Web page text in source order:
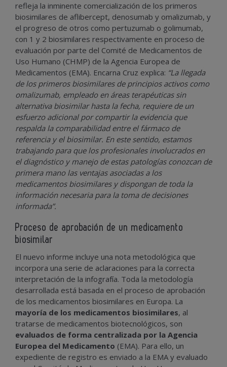
refleja la inminente comercialización de los primeros
biosimilares de aflibercept, denosumab y omalizumab, y
el progreso de otros como pertuzumab o golimumab,
con 1 y 2 biosimilares respectivamente en proceso de
evaluación por parte del Comité de Medicamentos de
Uso Humano (CHMP) de la Agencia Europea de
Medicamentos (EMA). Encarna Cruz explica: “La llegada
de los primeros biosimilares de principios activos como
omalizumab, empleado en áreas terapéuticas sin
alternativa biosimilar hasta la fecha, requiere de un
esfuerzo adicional por compartir la evidencia que
respalda la comparabilidad entre el fármaco de
referencia y el biosimilar. En este sentido, estamos
trabajando para que los profesionales involucrados en
el diagnóstico y manejo de estas patologías conozcan de
primera mano las ventajas asociadas a los
medicamentos biosimilares y dispongan de toda la
información necesaria para la toma de decisiones
informada”.
Proceso de aprobación de un medicamento
biosimilar
El nuevo informe incluye una nota metodológica que
incorpora una serie de aclaraciones para la correcta
interpretación de la infografía. Toda la metodología
desarrollada está basada en el proceso de aprobación
de los medicamentos biosimilares en Europa. La
mayoría de los medicamentos biosimilares, al
tratarse de medicamentos biotecnológicos, son
evaluados de forma centralizada por la Agencia
Europea del Medicamento (EMA). Para ello, un
expediente de registro es enviado a la EMA y evaluado